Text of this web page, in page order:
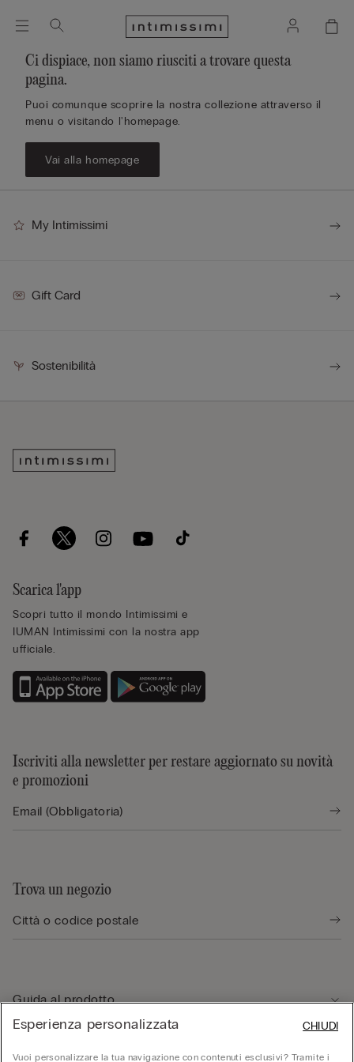
Ci dispiace, non siamo riusciti a trovare questa
pagina.
Puoi comunque scoprire la nostra collezione attraverso il
menu o visitando l'homepage.
Vai alla homepage
My Intimissimi
Gift Card
Sostenibilità
Scarica l'app
Scopri tutto il mondo Intimissimi e
IUMAN Intimissimi con la nostra app
ufficiale.
Iscriviti alla newsletter per restare aggiornato su novità
e promozioni
Trova un negozio
Guida al prodotto
Esperienza personalizzata
Vuoi personalizzare la tua navigazione con contenuti esclusivi? Tramite i
CHIUDI